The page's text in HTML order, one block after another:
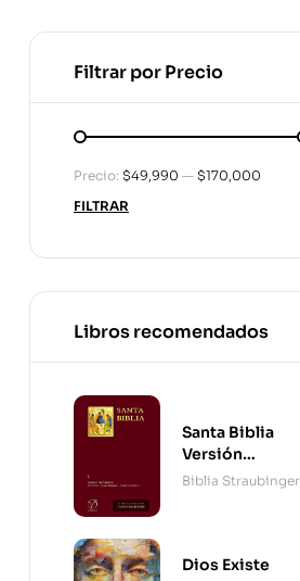
Filtrar por Precio
FILTRAR
Precio: $49,990 — $170,000
Libros recomendados
Santa Biblia
Versión
Straubinger - 2
Biblia Straubinger
Dios Existe